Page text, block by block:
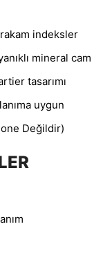
indeksler
mineral cam
tasarımı
uygun
Değildir)